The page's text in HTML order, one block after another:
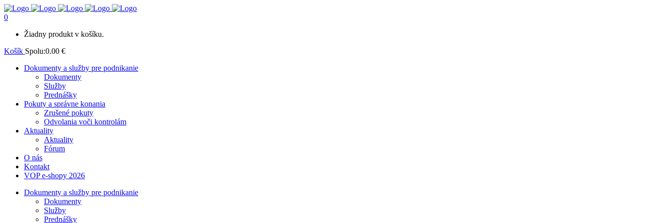
0
Žiadny produkt v košíku.
Košík Spolu:0.00 €
Dokumenty a služby pre podnikanie
Dokumenty
Služby
Prednášky
Pokuty a správne konania
Zrušené pokuty
Odvolania voči kontrolám
Aktuality
Aktuality
Fórum
O nás
Kontakt
VOP e-shopy 2026
Dokumenty a služby pre podnikanie
Dokumenty
Služby
Prednášky